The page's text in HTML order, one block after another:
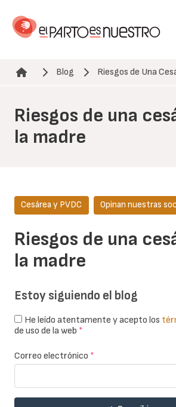
contenido
Ruta de navegación
Blog Riesgos de Una
Riesgos de una
la madre
Riesgos de una
la madre
Cesárea y PVDC Opinan nuestras
Estoy siguiendo el blog
He leído atentamente y acepto los
de uso de la web *
Correo electrónico *